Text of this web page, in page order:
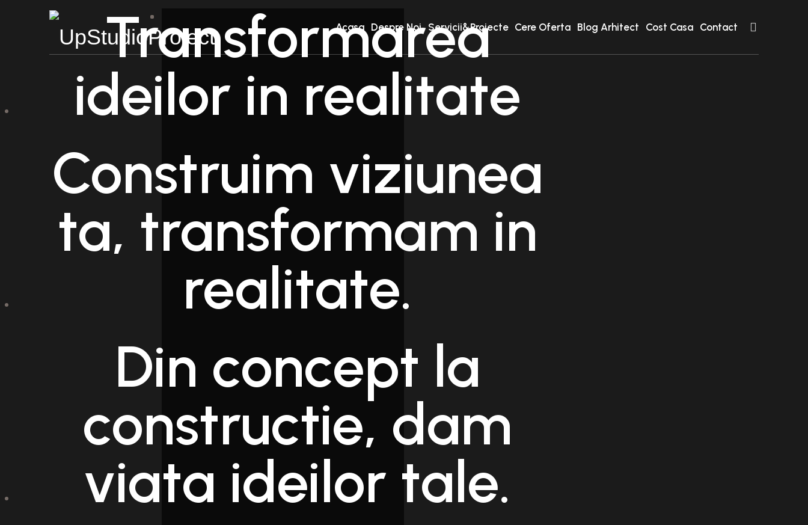
Birou Arhitectura
Acasa Despre Noi Servicii&Proiecte Cere Oferta Blog Arhitect Cost Casa Contact
Transformarea
ideilor in realitate
Construim viziunea
ta, transformam in
realitate.
Din concept la
constructie, dam
viata ideilor tale.